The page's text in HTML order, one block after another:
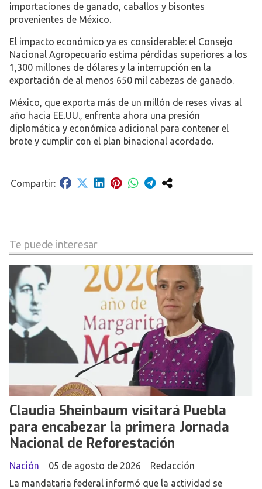
importaciones de ganado, caballos y bisontes
provenientes de México.
El impacto económico ya es considerable: el Consejo
Nacional Agropecuario estima pérdidas superiores a los
1,300 millones de dólares y la interrupción en la
exportación de al menos 650 mil cabezas de ganado.
México, que exporta más de un millón de reses vivas al
año hacia EE.UU., enfrenta ahora una presión
diplomática y económica adicional para contener el
brote y cumplir con el plan binacional acordado.
Te puede interesar
Claudia Sheinbaum visitará Puebla
para encabezar la primera Jornada
Nacional de Reforestación
Redacción
Nación
05 de agosto de 2026
La mandataria federal informó que la actividad se